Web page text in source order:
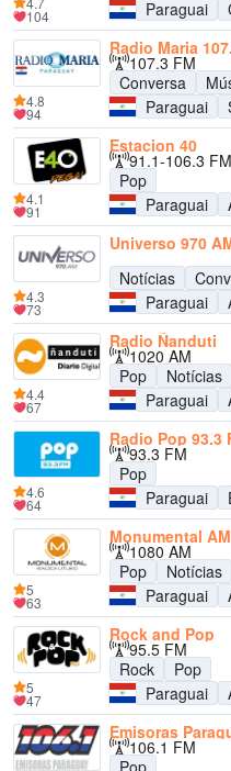
Paraguai
104
Radio Maria
107.3 FM
Conversa
Paraguai
4.8
94
Estacion 40
91.1-106.3 FM
Pop
Paraguai
4.1
91
Universo 970
Notícias
Paraguai
4.3
73
Radio Ñanduti
1020 AM
Pop
Notícias
Paraguai
4.4
67
Radio Pop 93.3
93.3 FM
Pop
Paraguai
4.6
64
Monumental AM
1080 AM
Pop
Notícias
Paraguai
5
63
Rock and Pop
95.5 FM
Rock
Pop
Paraguai
5
47
Emisoras
106.1 FM
Pop